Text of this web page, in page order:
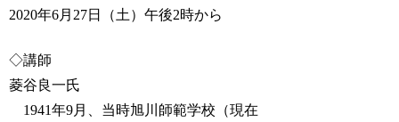
2020年6月27日（土）午後2時から
◇講師
菱谷良一氏
1941年9月、当時旭川師範学校（現在